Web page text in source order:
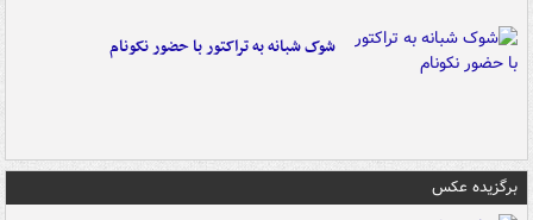
شوک شبانه به تراکتور با حضور نکونام
برگزیده عکس